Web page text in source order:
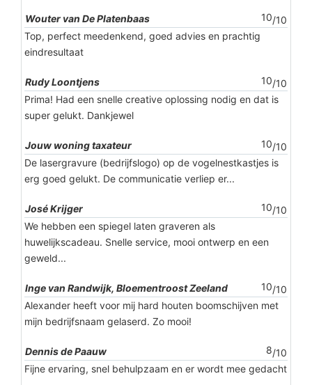
Wouter van De Platenbaas 10/10
Top, perfect meedenkend, goed advies en prachtig
eindresultaat
Rudy Loontjens 10/10
Prima! Had een snelle creative oplossing nodig en dat is
super gelukt. Dankjewel
Jouw woning taxateur 10/10
De lasergravure (bedrijfslogo) op de vogelnestkastjes is
erg goed gelukt. De communicatie verliep er...
José Krijger 10/10
We hebben een spiegel laten graveren als
huwelijkscadeau. Snelle service, mooi ontwerp en een
geweld...
Inge van Randwijk, Bloementroost Zeeland 10/10
Alexander heeft voor mij hard houten boomschijven met
mijn bedrijfsnaam gelaserd. Zo mooi!
Dennis de Paauw 8/10
Fijne ervaring, snel behulpzaam en er wordt mee gedacht